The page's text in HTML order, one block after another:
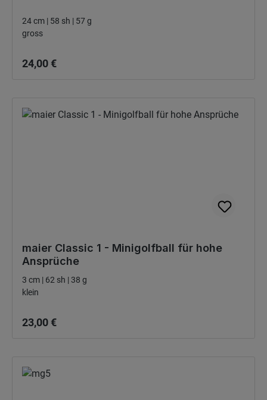
24 cm | 58 sh | 57 g
gross
24,00 €
maier Classic 1 - Minigolfball für hohe
Ansprüche
3 cm | 62 sh | 38 g
klein
23,00 €